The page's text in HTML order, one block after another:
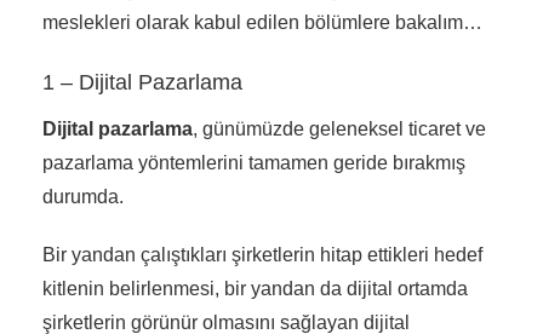
meslekleri olarak kabul edilen bölümlere bakalım…
1 – Dijital Pazarlama
Dijital pazarlama, günümüzde geleneksel ticaret ve
pazarlama yöntemlerini tamamen geride bırakmış
durumda.
Bir yandan çalıştıkları şirketlerin hitap ettikleri hedef
kitlenin belirlenmesi, bir yandan da dijital ortamda
şirketlerin görünür olmasını sağlayan dijital